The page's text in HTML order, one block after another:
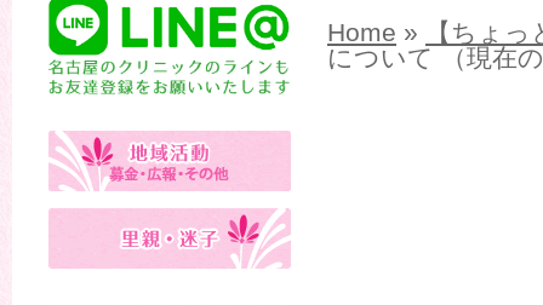
Home »
【ちょ
について （現在